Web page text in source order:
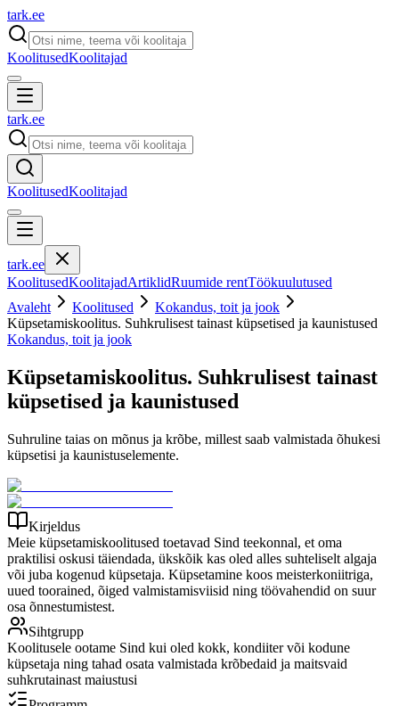
tark.ee
KoolitusedKoolitajad
tark.ee
KoolitusedKoolitajad
tark.ee
KoolitusedKoolitajadArtiklidRuumide rentTöökuulutused
Avaleht
Koolitused
Kokandus, toit ja jook
Küpsetamiskoolitus. Suhkrulisest tainast küpsetised ja kaunistused
Kokandus, toit ja jook
Küpsetamiskoolitus. Suhkrulisest tainast
küpsetised ja kaunistused
Suhruline taias on mõnus ja krõbe, millest saab valmistada õhukesi
küpsetisi ja kaunistuselemente.
Kirjeldus
Meie küpsetamiskoolitused toetavad Sind teekonnal, et oma
praktilisi oskusi täiendada, ükskõik kas oled alles suhteliselt algaja
või juba kogenud küpsetaja. Küpsetamine koos meisterkoniitriga,
uued toorained, õiged valmistamisviisid ning töövahendid on suur
osa õnnestumistest.
Sihtgrupp
Koolitusele ootame Sind kui oled kokk, kondiiter või kodune
küpsetaja ning tahad osata valmistada krõbedaid ja maitsvaid
suhkrutainast maiustusi